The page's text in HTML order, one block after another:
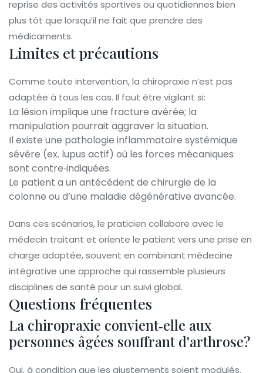
reprise des activités sportives ou quotidiennes bien
plus tôt que lorsqu’il ne fait que prendre des
médicaments.
Limites et précautions
Comme toute intervention, la chiropraxie n’est pas
adaptée à tous les cas. Il faut être vigilant si:
La lésion implique une fracture avérée; la
manipulation pourrait aggraver la situation.
Il existe une pathologie inflammatoire systémique
sévère (ex. lupus actif) où les forces mécaniques
sont contre‑indiquées.
Le patient a un antécédent de chirurgie de la
colonne ou d’une maladie dégénérative avancée.
Dans ces scénarios, le praticien collabore avec le
médecin traitant et oriente le patient vers une prise en
charge adaptée, souvent en combinant médecine
intégrative une approche qui rassemble plusieurs
disciplines de santé pour un suivi global.
Questions fréquentes
La chiropraxie convient‑elle aux
personnes âgées souffrant d'arthrose?
Oui, à condition que les ajustements soient modulés.